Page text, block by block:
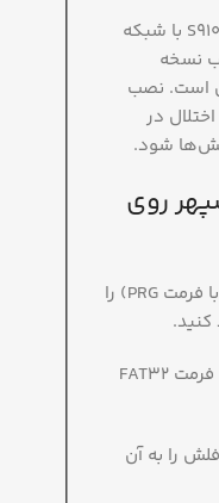
برای عملکرد صحیح کارتخوان S910 با شبکه
نسخه
است. نصب
در
شود.
روی
فایل نرم‌افزاری مخصوص (با فرمت PRG) را
کنید.
فایل را روی فلش مموری با فرمت FAT32
را به آن